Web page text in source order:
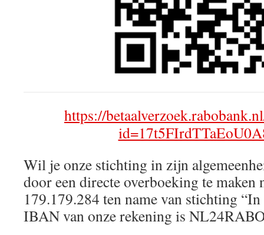
https://
Wil je onze stichting in zijn
door een directe overboeking te maken
179.179.284 ten name van stichting
IBAN van onze rekening is